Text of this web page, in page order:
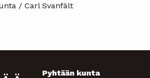
/ Carl Svanfält
Pyhtään kunta